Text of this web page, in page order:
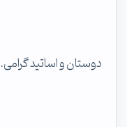
دوستان و اساتید گرامی.